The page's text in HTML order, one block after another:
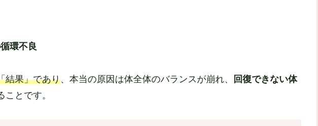
環不良
結果」であり、本当の原因は体全体のバランスが崩れ、
回復できない体
ことです。